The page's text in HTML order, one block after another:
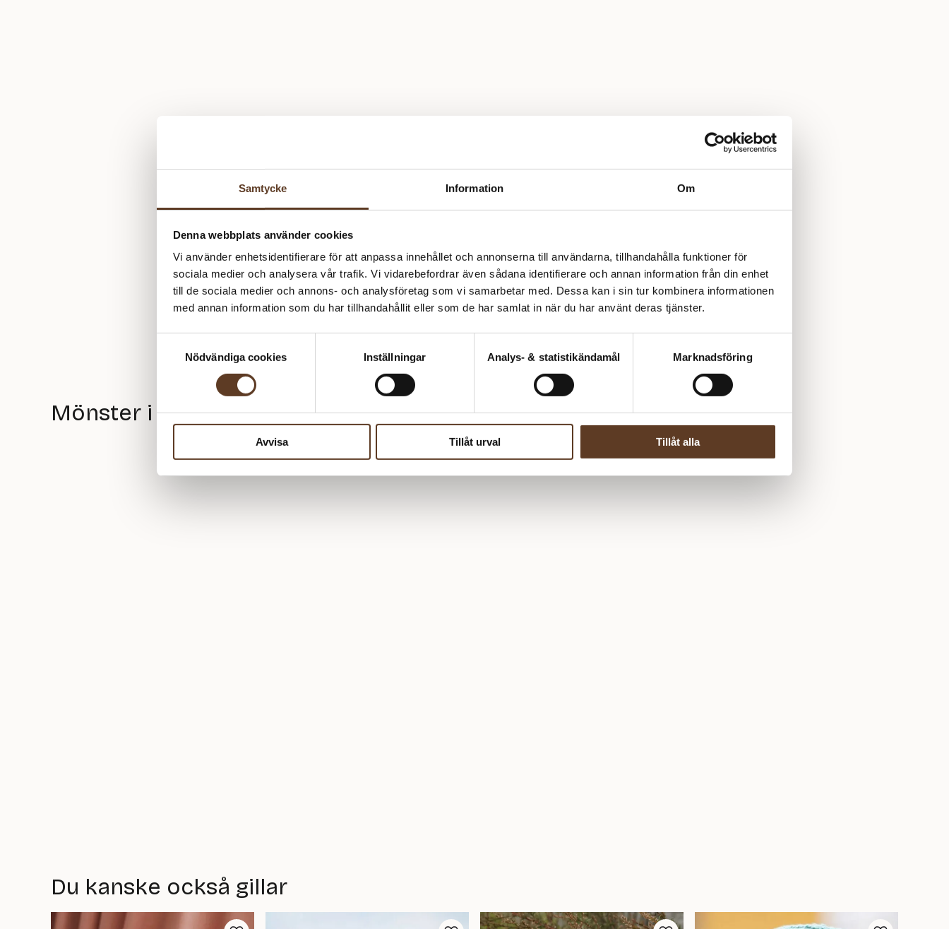
Samtycke Information Om
Denna webbplats använder cookies
Vi använder enhetsidentifierare för att anpassa innehållet och annonserna till användarna, tillhandahålla funktioner för
sociala medier och analysera vår trafik. Vi vidarebefordrar även sådana identifierare och annan information från din enhet
till de sociala medier och annons- och analysföretag som vi samarbetar med. Dessa kan i sin tur kombinera informationen
med annan information som du har tillhandahållit eller som de har samlat in när du har använt deras tjänster.
Nödvändiga cookies
Inställningar Analys- & statistikändamål Marknadsföring
Avvisa Tillåt urval Tillåt alla
Mönster i Ribblue
Du kanske också gillar